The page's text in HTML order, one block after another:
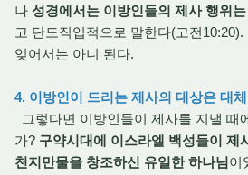
나 성경에서는 이방인들의 제사 행위
고 단도직입적으로 말한다(고전
잊어서는 아니 된다.
4. 이방인이 드리는 제사의 대상은 대
그렇다면 이방인들이 제사를 지낼 때
가? 구약시대에 이스라엘 백성들이 제
천지만물을 창조하신 유일한 하나님이